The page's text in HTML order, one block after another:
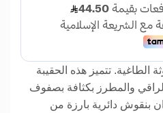
الطاغية. تتميز هذه الحقيبة
والمطرز بكثافة بصفوف
بنقوش دائرية بارزة من